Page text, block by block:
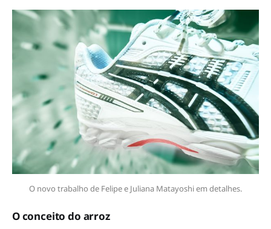
O novo trabalho de Felipe e Juliana Matayoshi em detalhes.
O conceito do arroz